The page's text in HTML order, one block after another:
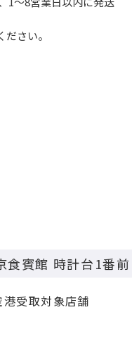
さい。
食賓館 時計台1番前
港受取対象店舗